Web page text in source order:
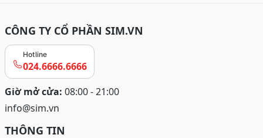
CÔNG TY CỔ PHẦN SIM.VN
Hotline
024.6666.6666
Giờ mở cửa: 08:00 - 21:00
info@sim.vn
THÔNG TIN